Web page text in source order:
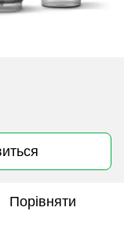
Порівняти